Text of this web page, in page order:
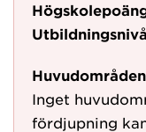
Inget
fördjupning